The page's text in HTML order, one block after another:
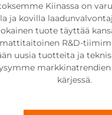
Kiinassa on
ja kovilla
tuote täyttää
R&D-
uusia tuotteita ja
kärjessä.